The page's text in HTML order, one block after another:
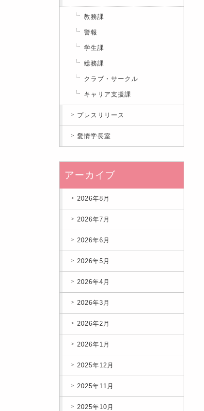
教務課
警報
学生課
総務課
クラブ・サークル
キャリア支援課
プレスリリース
愛情学長室
アーカイブ
2026年8月
2026年7月
2026年6月
2026年5月
2026年4月
2026年3月
2026年2月
2026年1月
2025年12月
2025年11月
2025年10月